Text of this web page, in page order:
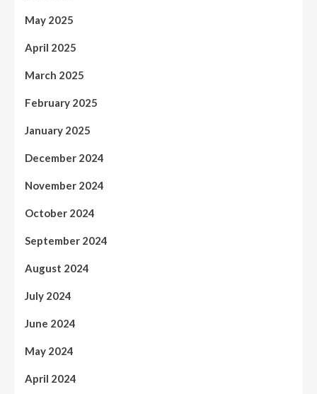
May 2025
April 2025
March 2025
February 2025
January 2025
December 2024
November 2024
October 2024
September 2024
August 2024
July 2024
June 2024
May 2024
April 2024